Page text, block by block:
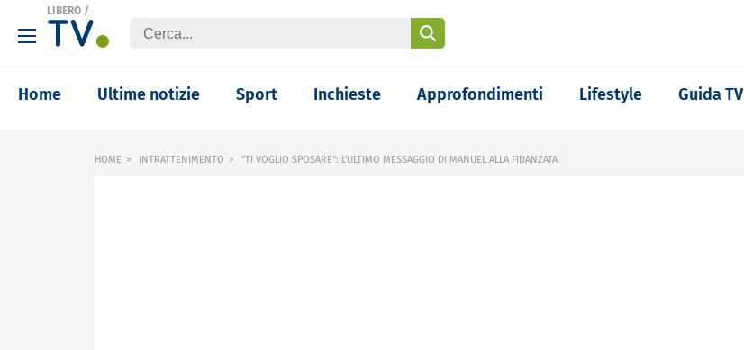
LIBERO /
Home Ultime notizie Sport Inchieste Approfondimenti Lifestyle Guida TV
HOME INTRATTENIMENTO "TI VOGLIO SPOSARE": L'ULTIMO MESSAGGIO DI MANUEL ALLA FIDANZATA